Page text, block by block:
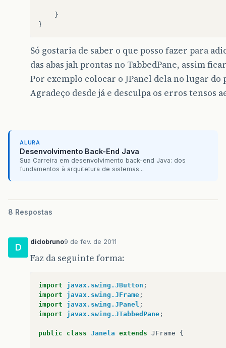
}
}
Só gostaria de saber o que posso fazer para
das abas jah prontas no TabbedPane, assim
Por exemplo colocar o JPanel dela no lugar do
Agradeço desde já e desculpa os erros tensos
ALURA
Desenvolvimento Back-End Java
Sua Carreira em desenvolvimento back-end Java: dos
fundamentos à arquitetura de sistemas...
8 Respostas
D
didobruno9 de fev. de 2011
Faz da seguinte forma:
import javax.swing.JButton ;
import
javax.swing.JFrame ;
import
javax.swing.JPanel ;
import
javax.swing.JTabbedPane ;
public class Janela extends JFrame {